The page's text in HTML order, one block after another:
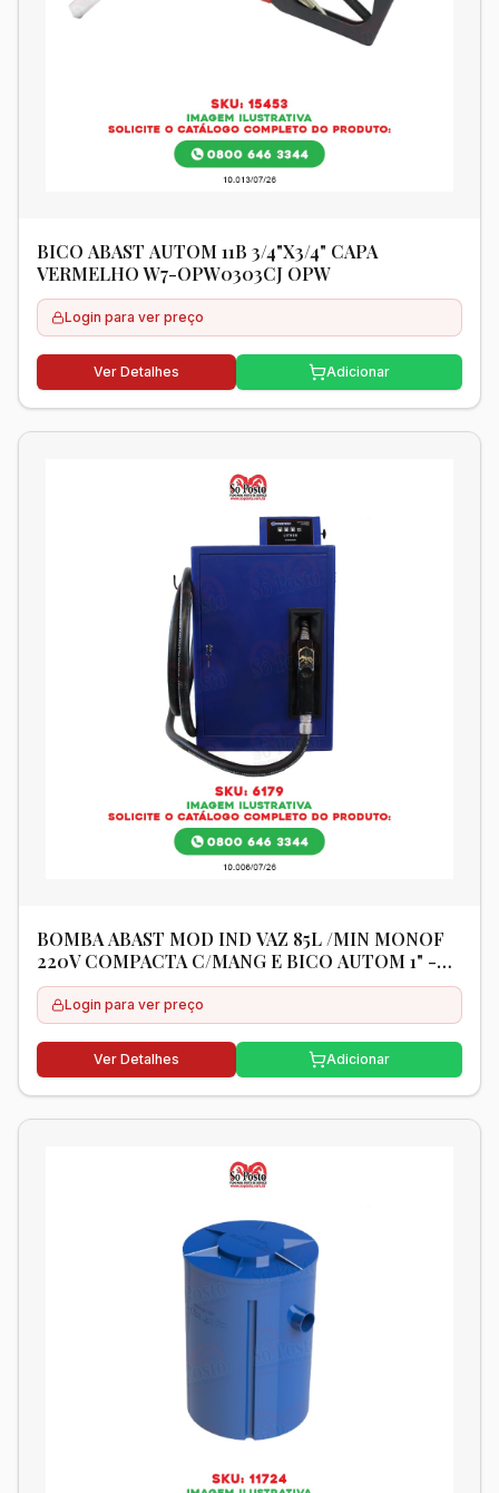
BICO ABAST AUTOM 11B 3/4"X3/4" CAPA
VERMELHO W7-OPW0303CJ OPW
Login para ver preço
Ver Detalhes Adicionar
BOMBA ABAST MOD IND VAZ 85L /MIN MONOF
220V COMPACTA C/MANG E BICO AUTOM 1" -
BREMEN
Login para ver preço
Ver Detalhes Adicionar